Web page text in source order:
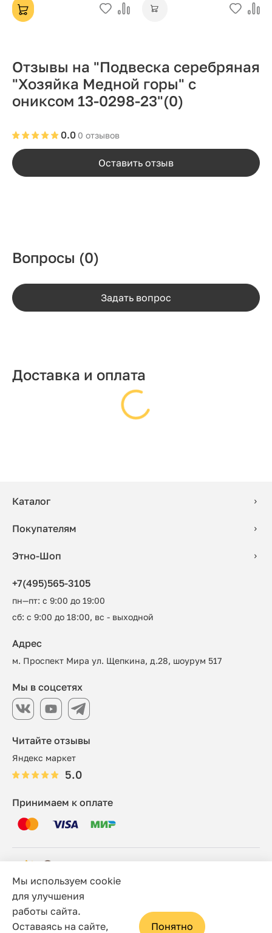
Отзывы на "Подвеска серебряная
"Хозяйка Медной горы" с
ониксом 13-0298-23"(0)
0 отзывов
0.0
Оставить отзыв
Вопросы (0)
Задать вопрос
Доставка и оплата
Каталог
Покупателям
Этно-Шоп
+7(495)565-3105
пн—пт: с 9:00 до 19:00
сб: с 9:00 до 18:00, вс - выходной
Читайте отзывы
Яндекс маркет
5.0
Адрес
м. Проспект Мира ул. Щепкина, д.28, шоурум 517
Принимаем к оплате
Мы в соцсетях
© 2006 - 2026 Этно-шоп, Интернет-магазин
Политика конфиденциальности
Мы используем cookie
для улучшения
работы сайта.
Оставаясь на сайте,
Понятно